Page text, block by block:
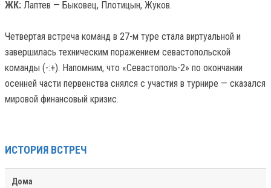
ЖК: Лаптев — Быковец, Плотицын, Жуков.
Четвертая встреча команд в 27-м туре стала виртуальной и
завершилась техническим поражением севастопольской
команды (-:+). Напомним, что «Севастополь-2» по окончании
осенней части первенства снялся с участия в турнире — сказался
мировой финансовый кризис.
ИСТОРИЯ ВСТРЕЧ
Дома